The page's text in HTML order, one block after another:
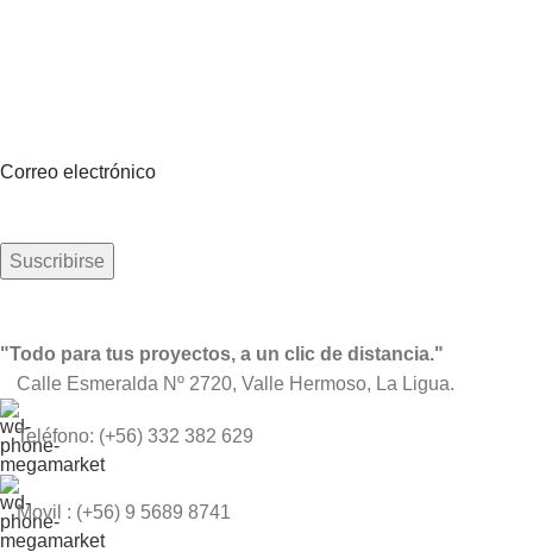
Correo electrónico
"Todo para tus proyectos, a un clic de distancia."
Calle Esmeralda Nº 2720, Valle Hermoso, La Ligua.
Teléfono: (+56) 332 382 629
Movil : (+56) 9 5689 8741